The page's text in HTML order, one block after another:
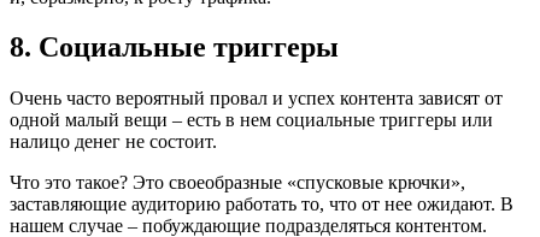
8. Социальные триггеры
Очень часто вероятный провал и успех контента зависят от
одной малый вещи – есть в нем социальные триггеры или
налицо денег не состоит.
Что это такое? Это своеобразные «спусковые крючки»,
заставляющие аудиторию работать то, что от нее ожидают. В
нашем случае – побуждающие подразделяться контентом.